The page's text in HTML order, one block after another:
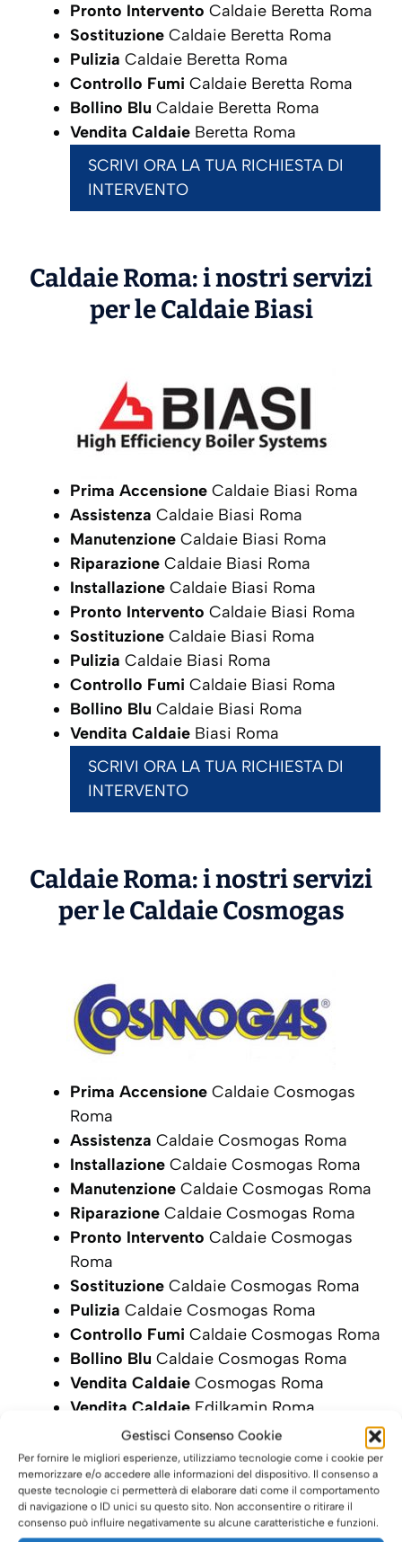
Gestisci Consenso Cookie
Per fornire le migliori esperienze, utilizziamo tecnologie come i cookie per
memorizzare e/o accedere alle informazioni del dispositivo. Il consenso a
queste tecnologie ci permetterà di elaborare dati come il comportamento
di navigazione o ID unici su questo sito. Non acconsentire o ritirare il
consenso può influire negativamente su alcune caratteristiche e funzioni.
Pronto Intervento Caldaie Beretta Roma
Sostituzione Caldaie Beretta Roma
Pulizia Caldaie Beretta Roma
Controllo Fumi Caldaie Beretta Roma
Bollino Blu Caldaie Beretta Roma
Vendita Caldaie Beretta Roma
SCRIVI ORA LA TUA RICHIESTA DI
INTERVENTO
Caldaie Roma: i nostri servizi
per le CaldaieBiasi
Prima Accensione Caldaie Biasi Roma
Assistenza Caldaie Biasi Roma
Manutenzione Caldaie Biasi Roma
Riparazione Caldaie Biasi Roma
Installazione Caldaie Biasi Roma
Pronto Intervento Caldaie Biasi Roma
Sostituzione Caldaie Biasi Roma
Pulizia Caldaie Biasi Roma
Controllo Fumi Caldaie Biasi Roma
Bollino Blu Caldaie Biasi Roma
Vendita Caldaie Biasi Roma
SCRIVI ORA LA TUA RICHIESTA DI
INTERVENTO
Caldaie Roma: i nostri servizi
per le CaldaieCosmogas
Prima Accensione Caldaie Cosmogas
Roma
Assistenza Caldaie Cosmogas Roma
Installazione Caldaie Cosmogas Roma
Manutenzione Caldaie Cosmogas Roma
Riparazione Caldaie Cosmogas Roma
Pronto Intervento Caldaie Cosmogas
Roma
Sostituzione Caldaie Cosmogas Roma
Pulizia Caldaie Cosmogas Roma
Controllo Fumi Caldaie Cosmogas Roma
Bollino Blu Caldaie Cosmogas Roma
Vendita Caldaie Cosmogas Roma
Vendita Caldaie Edilkamin Roma
SCRIVI ORA LA TUA RICHIESTA DI
INTERVENTO